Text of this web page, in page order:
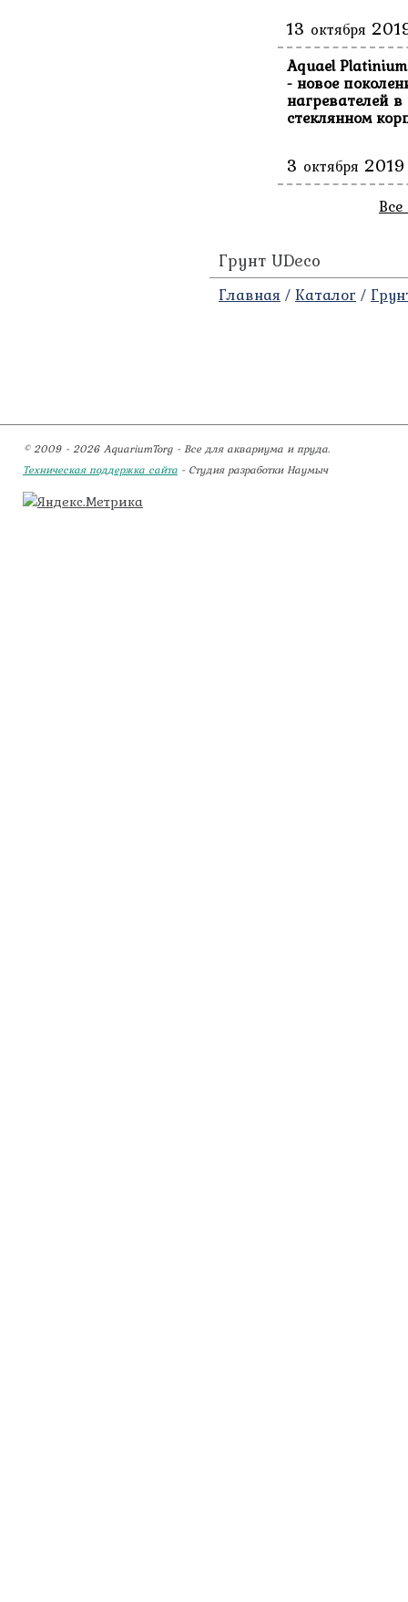
13 октября
Aquael
- новое
нагревателей в
стеклянном
3 октября 2019
Грунт UDeco
Главная/Каталог /
© 2009 - 2026 AquariumTorg - Все для аквариума и пруда.
Техническая поддержка сайта - Студия разработки Наумыч